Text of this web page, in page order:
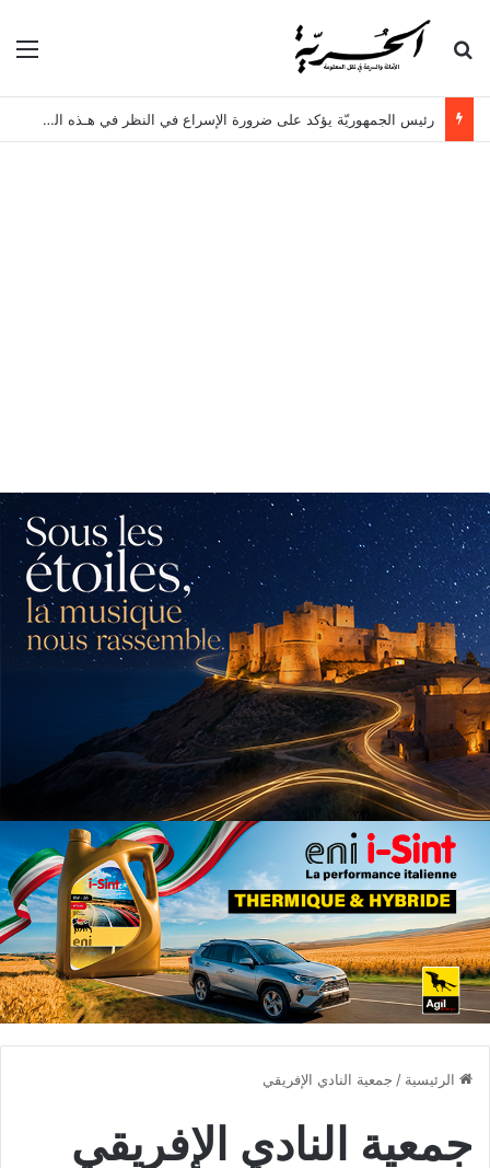
بحث عن
رئيس الجمهوريّة يؤكد على ضرورة الإسراع في النظر في هـذه الملفات
الرئيسية / جمعية النادي الإفريقي
جمعية النادي الإفريقي